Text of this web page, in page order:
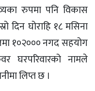
रुपमा पनि विकास
दिन घोराहि १८ मसिना
१०२००० नगद सहयोग
घरपरिवारको नामले
लिप्त छ ।